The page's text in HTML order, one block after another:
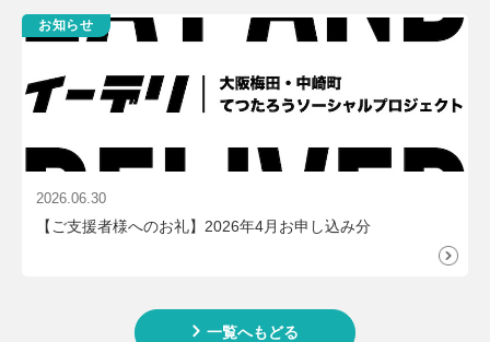
お知らせ
2026.06.30
【ご支援者様へのお礼】2026年4月お申し込み分
一覧へもどる